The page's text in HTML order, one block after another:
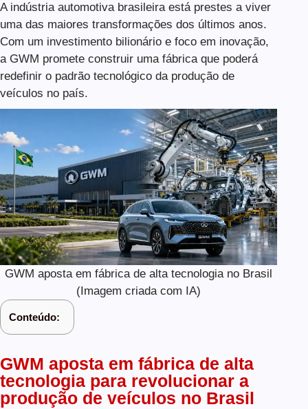
A indústria automotiva brasileira está prestes a viver
uma das maiores transformações dos últimos anos.
Com um investimento bilionário e foco em inovação,
a GWM promete construir uma fábrica que poderá
redefinir o padrão tecnológico da produção de
veículos no país.
GWM aposta em fábrica de alta tecnologia no Brasil
(Imagem criada com IA)
Conteúdo:
GWM aposta em fábrica de alta
tecnologia para revolucionar a
produção de veículos no Brasil